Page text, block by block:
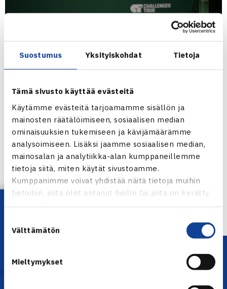
Suostumus Yksityiskohdat Tietoja
Tämä sivusto käyttää evästeitä
Käytämme evästeitä tarjoamamme sisällön ja
mainosten räätälöimiseen, sosiaalisen median
ominaisuuksien tukemiseen ja kävijämäärämme
analysoimiseen. Lisäksi jaamme sosiaalisen median,
mainosalan ja analytiikka-alan kumppaneillemme
tietoja siitä, miten käytät sivustoamme.
Kumppanimme voivat yhdistää näitä tietoja muihin
tietoihin, joita olet antanut heille tai joita on kerätty,
kun olet käyttänyt heidän palvelujaan.
valinta
Välttämätön
Mieltymykset
Jaa:
← Edellinen
Lataa OmaTennis!